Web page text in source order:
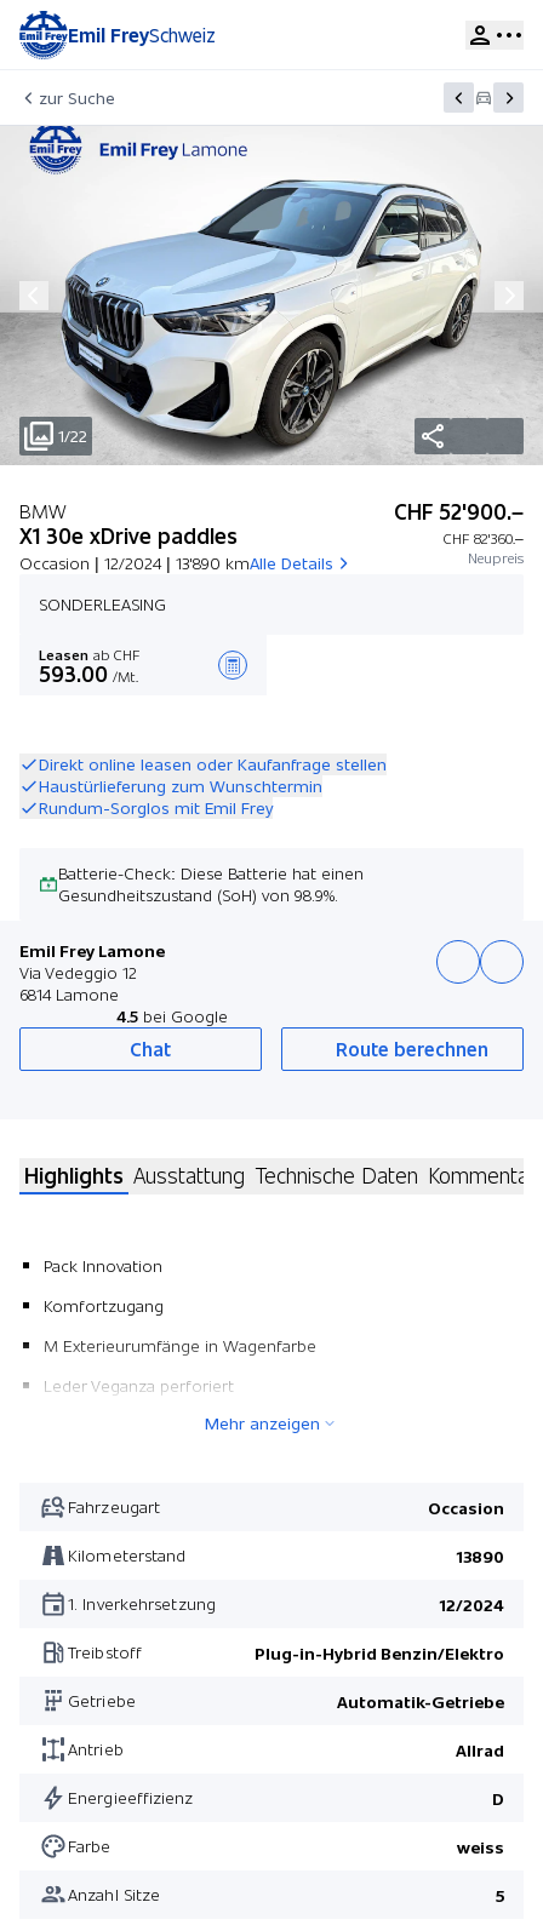
Emil FreySchweiz
zur Suche
1/22
BMW
X1 30e xDrive paddles
Occasion | 12/2024 | 13'890 kmAlle Details
CHF 52'900.–
CHF 82'360.–
Neupreis
SONDERLEASING
Leasen ab CHF
593.00 /Mt.
Direkt online leasen oder Kaufanfrage stellen
Haustürlieferung zum Wunschtermin
Rundum-Sorglos mit Emil Frey
Batterie-Check: Diese Batterie hat einen
Gesundheitszustand (SoH) von 98.9%.
Emil Frey Lamone
Via Vedeggio 12
6814 Lamone
4.5 bei Google
Chat Route berechnen
Highlights Ausstattung Technische Daten Kommentar
Pack Innovation
Komfortzugang
M Exterieurumfänge in Wagenfarbe
Leder Veganza perforiert
M Leichtmetallräder Doppelspeiche 871
Radschraubensicherung
Driving Assistant Professional
Anhängerkupplung
Sonnenschutzverglasung
Pack M Sport
Panorama-Glasdach
Mehr anzeigen
Fahrzeugart Occasion
Kilometerstand 13890
1. Inverkehrsetzung 12/2024
Treibstoff Plug-in-Hybrid Benzin/Elektro
Getriebe Automatik-Getriebe
Antrieb Allrad
Energieeffizienz D
Farbe weiss
Anzahl Sitze 5